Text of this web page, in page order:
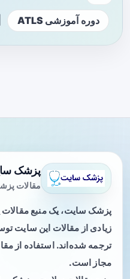
دوره آموزشی ATLS
پزشک
مقالات
پزشک سایت، یک منبع
زیادی از مقالات این سایت
ترجمه شده‌اند. استفاده از
مجاز است.